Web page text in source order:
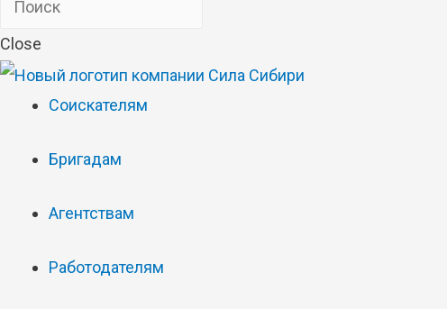
Close
Соискателям
Бригадам
Агентствам
Работодателям